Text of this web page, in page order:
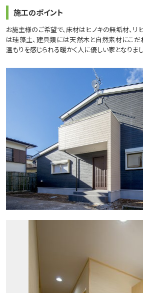
施工のポイント
お施主様のご希望で、床材はヒノキの無垢材、リ
は珪藻土、建具類には天然木と自然素材にこだ
温もりを感じられる暖かく人に優しい家となりまし